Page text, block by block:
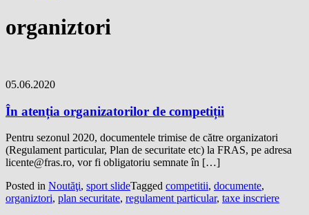
organiztori
05.06.2020
În atenția organizatorilor de competiții
Pentru sezonul 2020, documentele trimise de către organizatori
(Regulament particular, Plan de securitate etc) la FRAS, pe adresa
licente@fras.ro, vor fi obligatoriu semnate în […]
Posted in Noutăţi, sport slideTagged competitii, documente,
organiztori, plan securitate, regulament particular, taxe inscriere